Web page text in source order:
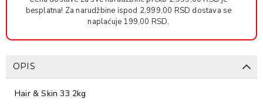
besplatna! Za narudžbine ispod 2.999,00 RSD dostava se
naplaćuje 199,00 RSD.
OPIS
Hair & Skin 33 2kg